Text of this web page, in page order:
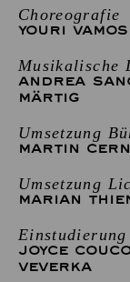
Choreografie
YOURI VAMOS
Musikalische
ANDREA
MÄRTIG
Umsetzung
MARTIN
Umsetzung
MARIAN
Einstudierung
JOYCE
VEVERKA